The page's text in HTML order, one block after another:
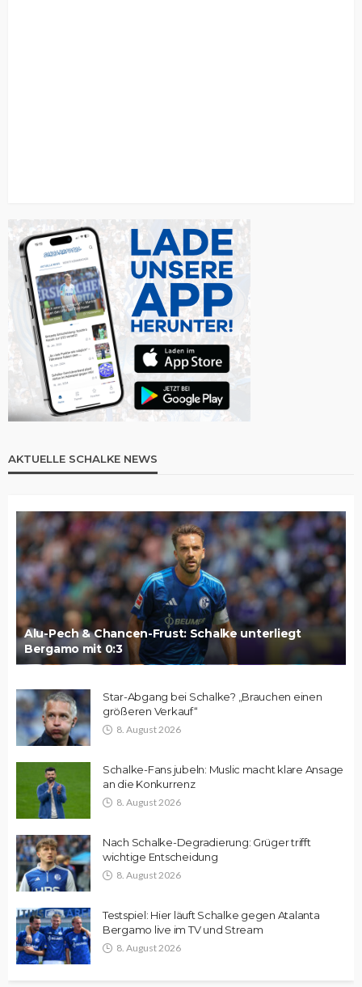
AKTUELLE SCHALKE NEWS
Alu-Pech & Chancen-Frust: Schalke unterliegt
Bergamo mit 0:3
Star-Abgang bei Schalke? „Brauchen einen
größeren Verkauf“
8. August 2026
Schalke-Fans jubeln: Muslic macht klare Ansage
an die Konkurrenz
8. August 2026
Nach Schalke-Degradierung: Grüger trifft
wichtige Entscheidung
8. August 2026
Testspiel: Hier läuft Schalke gegen Atalanta
Bergamo live im TV und Stream
8. August 2026